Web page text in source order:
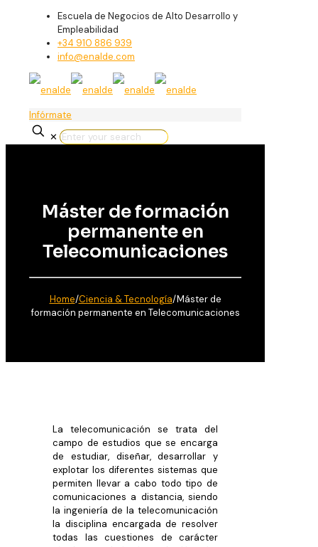
Escuela de Negocios de Alto Desarrollo y
Empleabilidad
+34 910 886 939
info@enalde.com
Infórmate
✕
Máster de formación
permanente en
Telecomunicaciones
Home/Ciencia & Tecnología/Máster de
formación permanente en Telecomunicaciones
La telecomunicación se trata del
campo de estudios que se encarga
de estudiar, diseñar, desarrollar y
explotar los diferentes sistemas que
permiten llevar a cabo todo tipo de
comunicaciones a distancia, siendo
la ingeniería de la telecomunicación
la disciplina encargada de resolver
todas las cuestiones de carácter